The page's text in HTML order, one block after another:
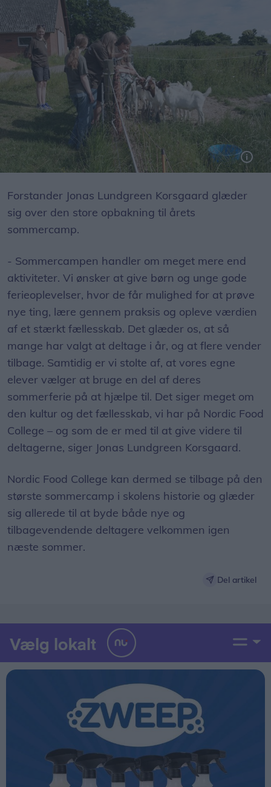
Forstander Jonas Lundgreen Korsgaard glæder
sig over den store opbakning til årets
sommercamp.
- Sommercampen handler om meget mere end
aktiviteter. Vi ønsker at give børn og unge gode
ferieoplevelser, hvor de får mulighed for at prøve
nye ting, lære gennem praksis og opleve værdien
af et stærkt fællesskab. Det glæder os, at så
mange har valgt at deltage i år, og at flere vender
tilbage. Samtidig er vi stolte af, at vores egne
elever vælger at bruge en del af deres
sommerferie på at hjælpe til. Det siger meget om
den kultur og det fællesskab, vi har på Nordic Food
College – og som de er med til at give videre til
deltagerne, siger Jonas Lundgreen Korsgaard.
Nordic Food College kan dermed se tilbage på den
største sommercamp i skolens historie og glæder
sig allerede til at byde både nye og
tilbagevendende deltagere velkommen igen
næste sommer.
Del artikel